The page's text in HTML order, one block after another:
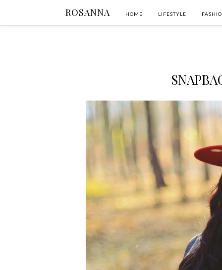
ROSANNA HOME LIFESTYLE